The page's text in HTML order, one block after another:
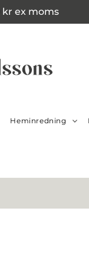
kr ex moms
Heminredning